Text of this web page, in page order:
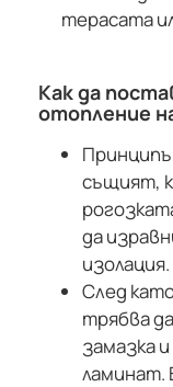
Как да
отопление
същият,
да
изолация.
След
трябва
замазка
ламинат.